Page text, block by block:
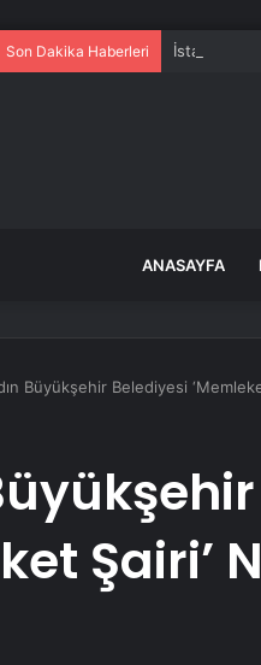
Son Dakika Haberleri İstanbul’da
ANASAYFA
Büyükşehir Belediyesi
Şairi’